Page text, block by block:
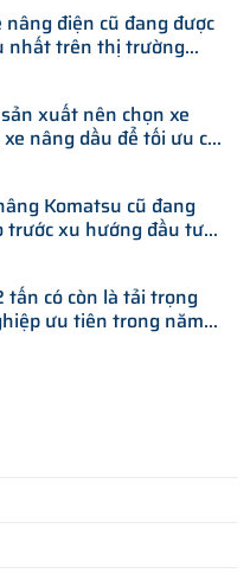
điện cũ đang được
nhất trên thị trường
xuất nên chọn xe
nâng dầu để tối ưu chi
Komatsu cũ đang
trước xu hướng đầu tư
tấn có còn là tải trọng
ưu tiên trong năm